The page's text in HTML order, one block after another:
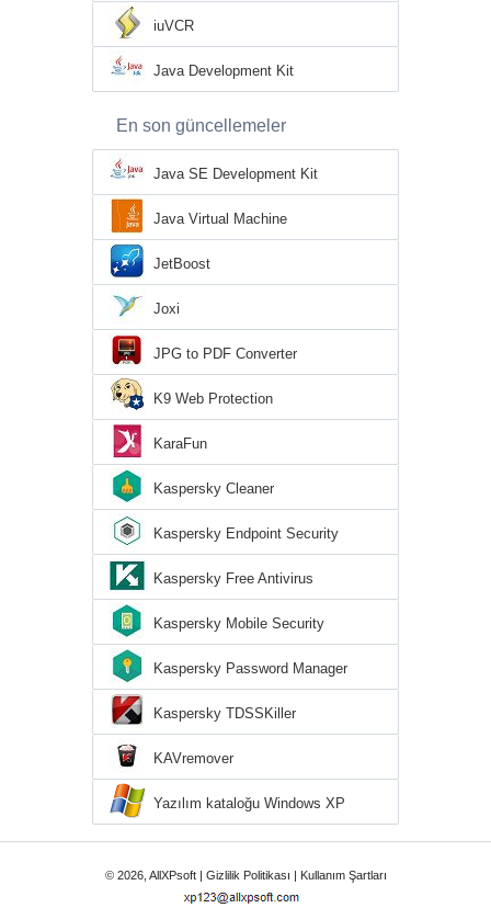
iuVCR
Java Development Kit
En son güncellemeler
Java SE Development Kit
Java Virtual Machine
JetBoost
Joxi
JPG to PDF Converter
K9 Web Protection
KaraFun
Kaspersky Cleaner
Kaspersky Endpoint Security
Kaspersky Free Antivirus
Kaspersky Mobile Security
Kaspersky Password Manager
Kaspersky TDSSKiller
KAVremover
Yazılım kataloğu Windows XP
© 2026, AllXPsoft | Gizlilik Politikası | Kullanım Şartları